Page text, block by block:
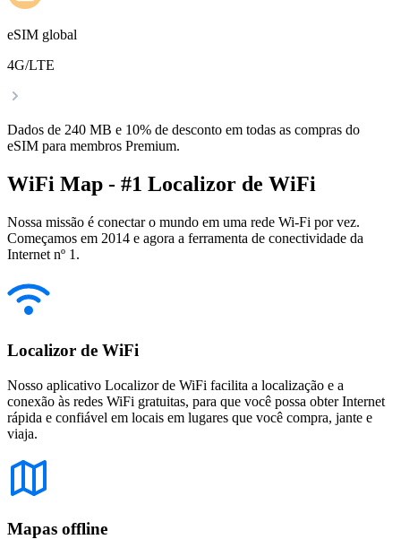
eSIM global
4G/LTE
Dados de 240 MB e 10% de desconto em todas as compras do
eSIM para membros Premium.
WiFi Map - #1 Localizor de WiFi
Nossa missão é conectar o mundo em uma rede Wi-Fi por vez.
Começamos em 2014 e agora a ferramenta de conectividade da
Internet nº 1.
Localizor de WiFi
Nosso aplicativo Localizor de WiFi facilita a localização e a
conexão às redes WiFi gratuitas, para que você possa obter Internet
rápida e confiável em locais em lugares que você compra, jante e
viaja.
Mapas offline